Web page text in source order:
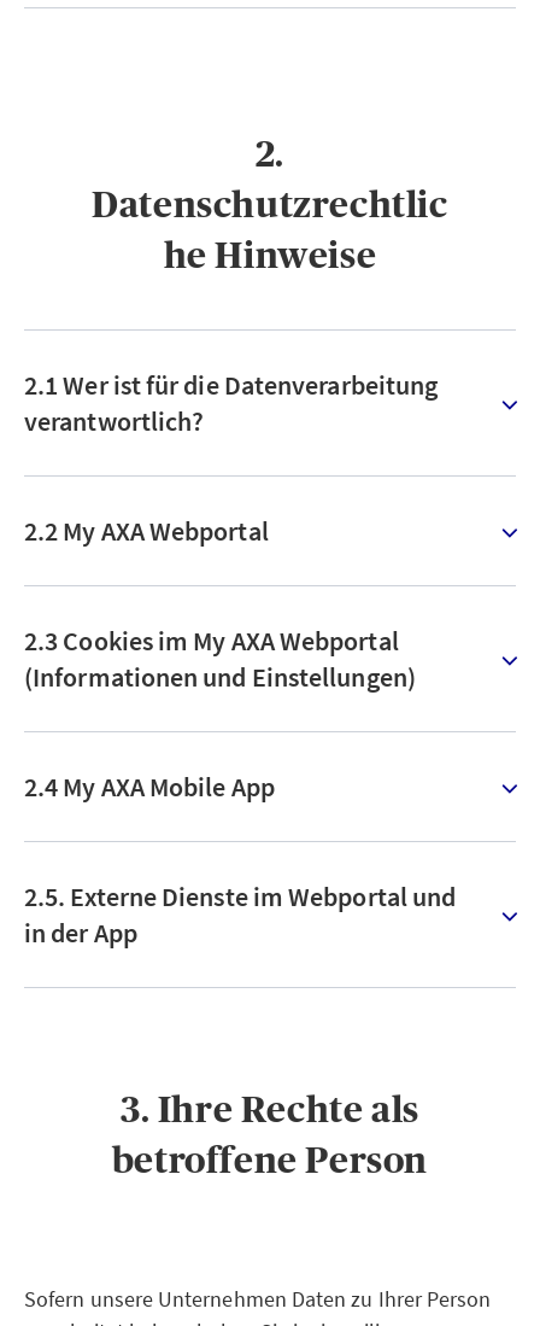
2.
Datenschutzrechtlic
he Hinweise
2.1 Wer ist für die Datenverarbeitung
verantwortlich?
2.2 My AXA Webportal
2.3 Cookies im My AXA Webportal
(Informationen und Einstellungen)
2.4 My AXA Mobile App
2.5. Externe Dienste im Webportal und
in der App
3. Ihre Rechte als
betroffene Person
Sofern unsere Unternehmen Daten zu Ihrer Person